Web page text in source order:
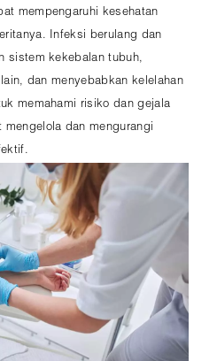
mempengaruhi kesehatan
Infeksi berulang dan
sistem kekebalan tubuh,
dan menyebabkan kelelahan
memahami risiko dan gejala
dan mengurangi